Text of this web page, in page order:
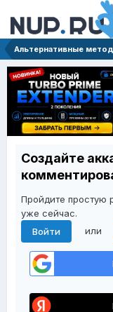
Альтернативные
Создайте
Пройдите простую
уже сейчас.
Войти
или